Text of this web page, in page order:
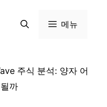
메뉴
주식 분석: 양자 어
까